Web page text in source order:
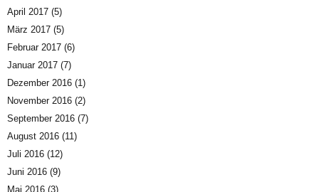
April 2017 (5)
März 2017 (5)
Februar 2017 (6)
Januar 2017 (7)
Dezember 2016 (1)
November 2016 (2)
September 2016 (7)
August 2016 (11)
Juli 2016 (12)
Juni 2016 (9)
Mai 2016 (3)